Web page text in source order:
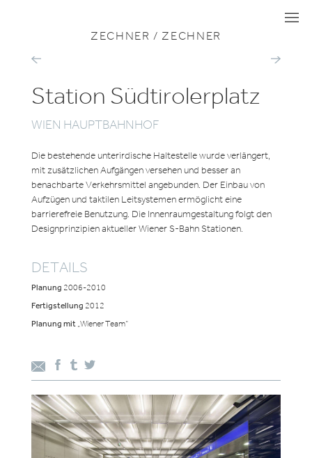
I
I
I
ZECHNER / ZECHNER
PARK
WIENER
NEUSTADT
S-
Station Südtirolerplatz
WIEN HAUPTBAHNHOF
Die bestehende unterirdische Haltestelle wurde verlängert,
mit zusätzlichen Aufgängen versehen und besser an
benachbarte Verkehrsmittel angebunden. Der Einbau von
Aufzügen und taktilen Leitsystemen ermöglicht eine
barrierefreie Benutzung. Die Innenraumgestaltung folgt den
Designprinzipien aktueller Wiener S-Bahn Stationen.
DETAILS
Planung 2006-2010
Fertigstellung 2012
Planung mit„Wiener Team“